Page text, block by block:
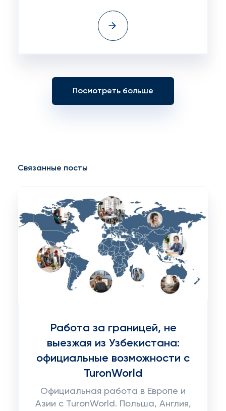
Посмотреть больше
Связанные посты
Работа за границей, не
выезжая из Узбекистана:
официальные возможности с
TuronWorld
Официальная работа в Европе и
Азии с TuronWorld. Польша, Англия,